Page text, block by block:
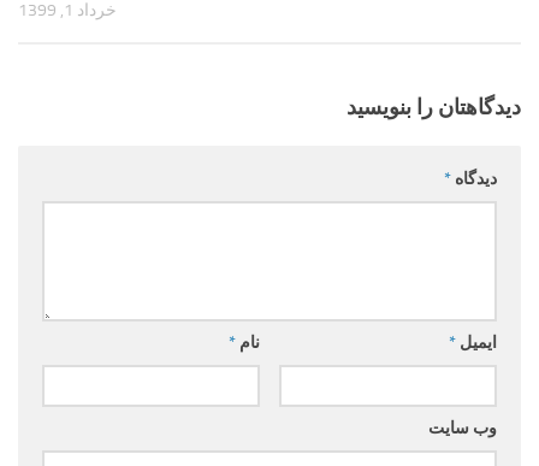
خرداد 1, 1399
دیدگاهتان را بنویسید
دیدگاه *
نام * ایمیل *
وب‌ سایت